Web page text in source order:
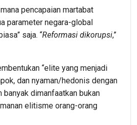
pencapaian martabat
parameter negara-global
saja. “Reformasi dikorupsi,”
“elite yang menjadi
dan nyaman/hedonis dengan
banyak dimanfaatkan bukan
elitisme orang-orang